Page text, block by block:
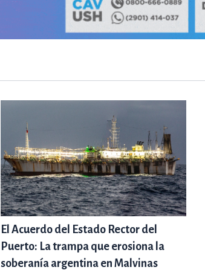
El Acuerdo del Estado Rector del
Puerto: La trampa que erosiona la
soberanía argentina en Malvinas